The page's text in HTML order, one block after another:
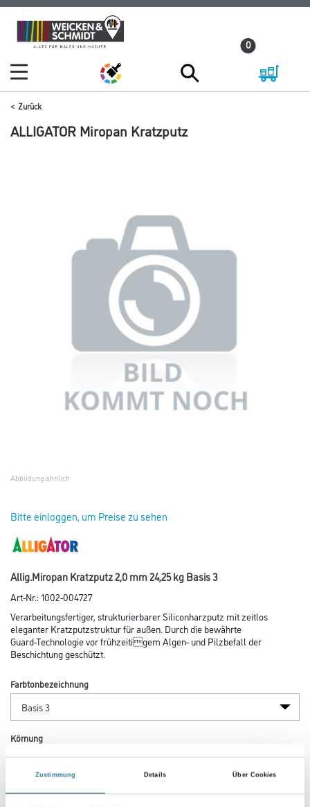
Zustimmung Details Über Cookies
Zum
Inhalt
Zum
Navigationsmenü
0
Zurück
ALLIGATOR Miropan Kratzputz
Abbildung ähnlich
Bitte einloggen, um Preise zu sehen
Allig.Miropan Kratzputz 2,0 mm 24,25 kg Basis 3
Art-Nr.:1002-004727
Verarbeitungsfertiger, strukturierbarer Siliconharzputz mit zeitlos
eleganter Kratzputzstruktur für außen. Durch die bewährte
Guard-Technologie vor frühzeitigem Algen- und Pilzbefall der
Beschichtung geschützt.
Farbtonbezeichnung
Körnung
Gebinde